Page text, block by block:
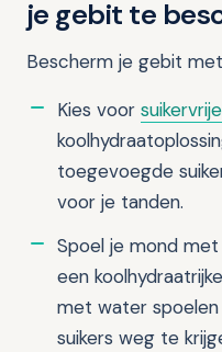
je gebit te
Bescherm je gebit
Kies voor
toegevoegde
voor je tanden.
Spoel je mond
een
met water
suikers weg te